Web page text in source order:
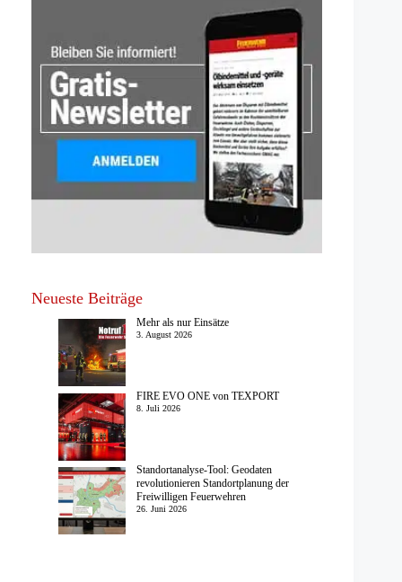
Neueste Beiträge
Mehr als nur Einsätze
3. August 2026
FIRE EVO ONE von TEXPORT
8. Juli 2026
Standortanalyse-Tool: Geodaten
revolutionieren Standortplanung der
Freiwilligen Feuerwehren
26. Juni 2026